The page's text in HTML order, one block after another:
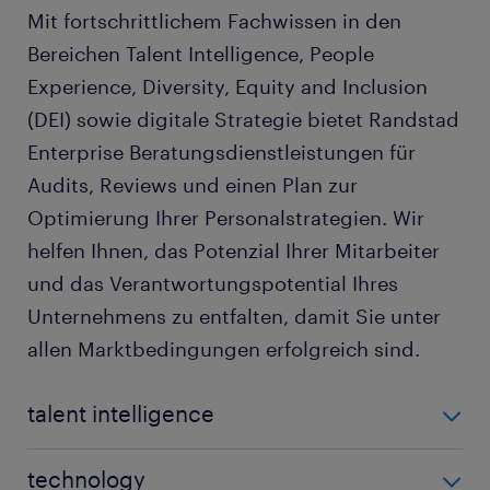
Mit fortschrittlichem Fachwissen in den
Bereichen Talent Intelligence, People
Experience, Diversity, Equity and Inclusion
(DEI) sowie digitale Strategie bietet Randstad
Enterprise Beratungsdienstleistungen für
Audits, Reviews und einen Plan zur
Optimierung Ihrer Personalstrategien. Wir
helfen Ihnen, das Potenzial Ihrer Mitarbeiter
und das Verantwortungspotential Ihres
Unternehmens zu entfalten, damit Sie unter
allen Marktbedingungen erfolgreich sind.
talent intelligence
technology